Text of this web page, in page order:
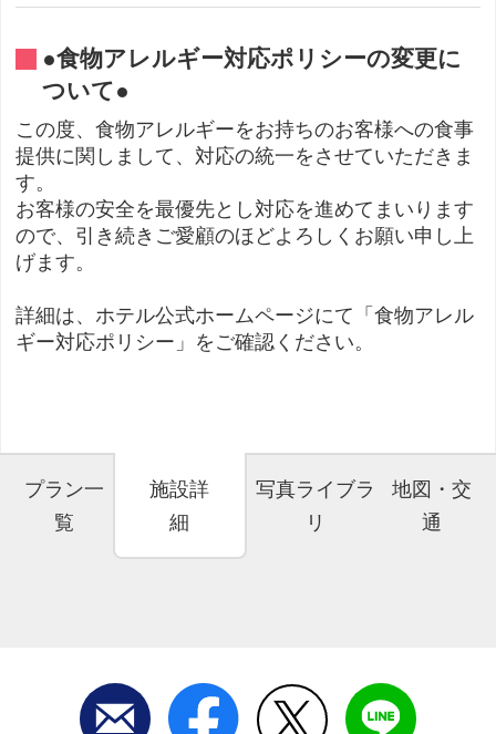
●食物アレルギー対応ポリシーの変更に
ついて●
この度、食物アレルギーをお持ちのお客様への食事
提供に関しまして、対応の統一をさせていただきま
す。
お客様の安全を最優先とし対応を進めてまいります
ので、引き続きご愛顧のほどよろしくお願い申し上
げます。
詳細は、ホテル公式ホームページにて「食物アレル
ギー対応ポリシー」をご確認ください。
プラン一
覧
施設詳
細
写真ライブラ
リ
地図・交
通